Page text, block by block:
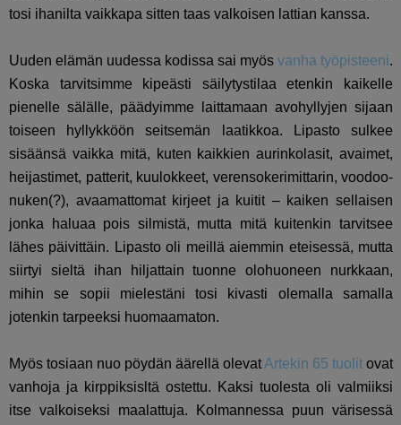
tosi ihanilta vaikkapa sitten taas valkoisen lattian kanssa.
Uuden elämän uudessa kodissa sai myösvanha työpisteeni.
Koska tarvitsimme kipeästi säilytystilaa etenkin kaikelle
pienelle sälälle, päädyimme laittamaan avohyllyjen sijaan
toiseen hyllykköön seitsemän laatikkoa. Lipasto sulkee
sisäänsä vaikka mitä, kuten kaikkien aurinkolasit, avaimet,
heijastimet, patterit, kuulokkeet, verensokerimittarin, voodoo-
nuken(?), avaamattomat kirjeet ja kuitit – kaiken sellaisen
jonka haluaa pois silmistä, mutta mitä kuitenkin tarvitsee
lähes päivittäin. Lipasto oli meillä aiemmin eteisessä, mutta
siirtyi sieltä ihan hiljattain tuonne olohuoneen nurkkaan,
mihin se sopii mielestäni tosi kivasti olemalla samalla
jotenkin tarpeeksi huomaamaton.
Myös tosiaan nuo pöydän äärellä olevatArtekin 65 tuolit ovat
vanhoja ja kirppiksisltä ostettu. Kaksi tuolesta oli valmiiksi
itse valkoiseksi maalattuja. Kolmannessa puun värisessä